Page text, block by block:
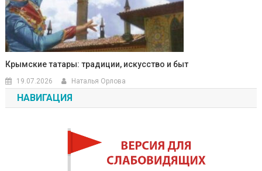
Крымские татары: традиции, искусство и быт
19.07.2026 Наталья Орлова
НАВИГАЦИЯ